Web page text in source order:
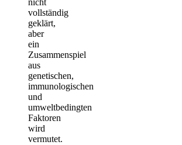
nicht
vollständig
geklärt,
aber
ein
Zusammenspiel
aus
genetischen,
immunologischen
und
umweltbedingten
Faktoren
wird
vermutet.